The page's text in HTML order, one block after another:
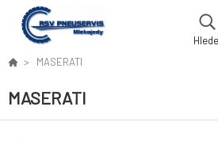
MASERATI
MASERATI